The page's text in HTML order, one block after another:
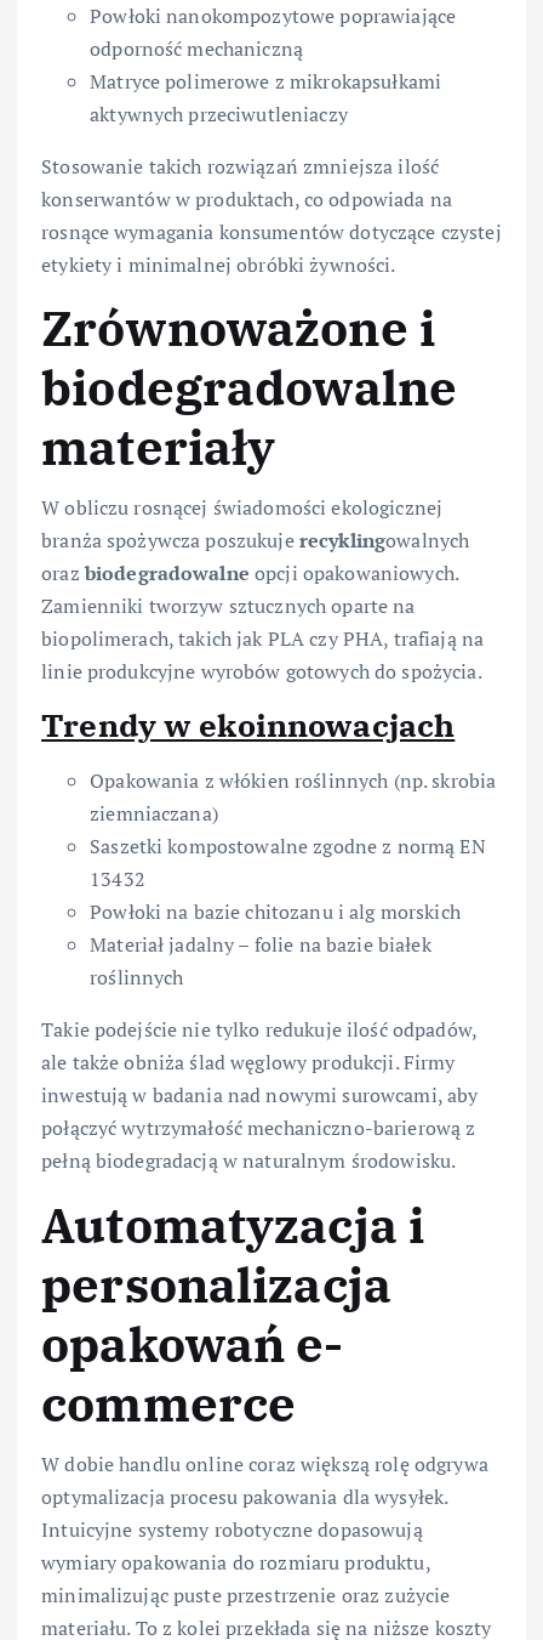
Powłoki nanokompozytowe poprawiające
odporność mechaniczną
Matryce polimerowe z mikrokapsułkami
aktywnych przeciwutleniaczy
Stosowanie takich rozwiązań zmniejsza ilość
konserwantów w produktach, co odpowiada na
rosnące wymagania konsumentów dotyczące czystej
etykiety i minimalnej obróbki żywności.
Zrównoważone i
biodegradowalne
materiały
W obliczu rosnącej świadomości ekologicznej
branża spożywcza poszukujerecyklingowalnych
oraz biodegradowalne opcji opakowaniowych.
Zamienniki tworzyw sztucznych oparte na
biopolimerach, takich jak PLA czy PHA, trafiają na
linie produkcyjne wyrobów gotowych do spożycia.
Trendy w ekoinnowacjach
Opakowania z włókien roślinnych (np. skrobia
ziemniaczana)
Saszetki kompostowalne zgodne z normą EN
13432
Powłoki na bazie chitozanu i alg morskich
Materiał jadalny – folie na bazie białek
roślinnych
Takie podejście nie tylko redukuje ilość odpadów,
ale także obniża ślad węglowy produkcji. Firmy
inwestują w badania nad nowymi surowcami, aby
połączyć wytrzymałość mechaniczno-barierową z
pełną biodegradacją w naturalnym środowisku.
Automatyzacja i
personalizacja
opakowań e-
commerce
W dobie handlu online coraz większą rolę odgrywa
optymalizacja procesu pakowania dla wysyłek.
Intuicyjne systemy robotyczne dopasowują
wymiary opakowania do rozmiaru produktu,
minimalizując puste przestrzenie oraz zużycie
materiału. To z kolei przekłada się na niższe koszty